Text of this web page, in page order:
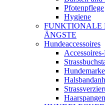
Pfotenpflege
Hygiene
FUNKTIONALE
ÄNGSTE
Hundeaccessoires
Haarspangen